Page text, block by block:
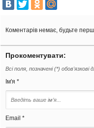
Коментарів немає, будьте
Прокоментувати:
Всі поля, позначені (*) обов'язкові
Ім'я *
Email *